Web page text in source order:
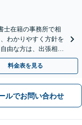
士在籍の事務所で相
わかりやすく方針を
由な方は、出張相談
料金表を見る
ルでお問い合わせ